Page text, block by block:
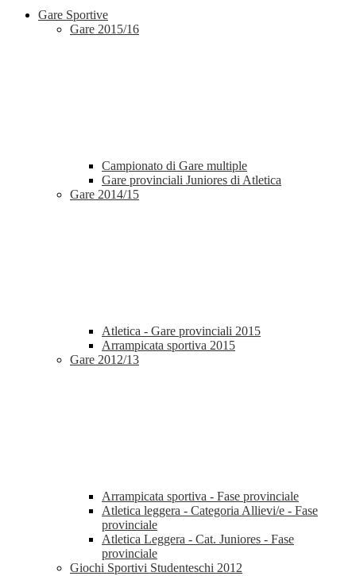
Gare Sportive
Gare 2015/16
Campionato di Gare multiple
Gare provinciali Juniores di Atletica
Gare 2014/15
Atletica - Gare provinciali 2015
Arrampicata sportiva 2015
Gare 2012/13
Arrampicata sportiva - Fase provinciale
Atletica leggera - Categoria Allievi/e - Fase
provinciale
Atletica Leggera - Cat. Juniores - Fase
provinciale
Giochi Sportivi Studenteschi 2012